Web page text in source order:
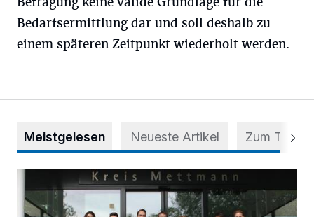
Bedarfsermittlung dar und soll deshalb zu
einem späteren Zeitpunkt wiederholt werden.
Meistgelesen Neueste Artikel Zum Thema
56 Auszubildende in fünf Berufen